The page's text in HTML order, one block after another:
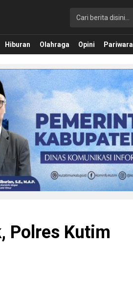
Hiburan Olahraga Opini Pariwara
Polres Kutim